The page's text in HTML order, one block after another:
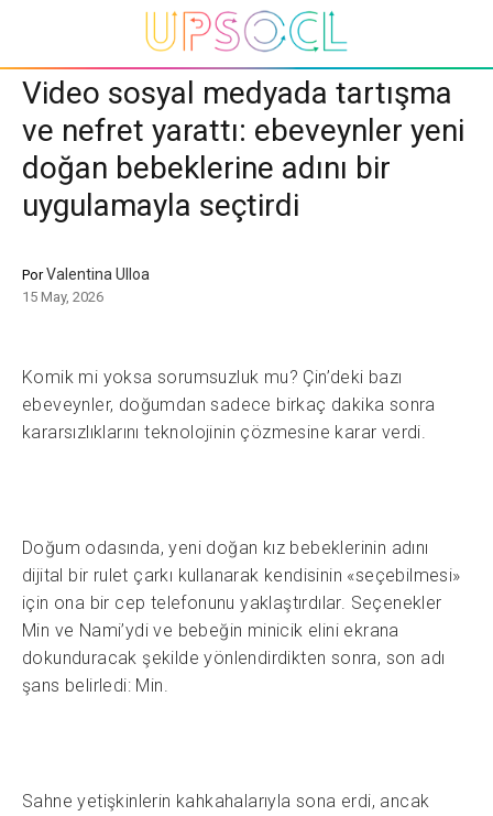
Video sosyal medyada tartışma
ve nefret yarattı: ebeveynler yeni
doğan bebeklerine adını bir
uygulamayla seçtirdi
PorValentina Ulloa
15 May, 2026
Komik mi yoksa sorumsuzluk mu? Çin’deki bazı
ebeveynler, doğumdan sadece birkaç dakika sonra
kararsızlıklarını teknolojinin çözmesine karar verdi.
Doğum odasında, yeni doğan kız bebeklerinin adını
dijital bir rulet çarkı kullanarak kendisinin «seçebilmesi»
için ona bir cep telefonunu yaklaştırdılar. Seçenekler
Min ve Nami’ydi ve bebeğin minicik elini ekrana
dokunduracak şekilde yönlendirdikten sonra, son adı
şans belirledi: Min.
Sahne yetişkinlerin kahkahalarıyla sona erdi, ancak